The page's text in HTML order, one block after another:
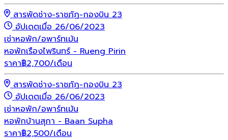
สารพัดช่าง-ราชภัฏ-กองบิน 23
อัปเดตเมื่อ 26/06/2023
เช่าหอพัก/อพาร์ทเม้น
หอพักเรืองไพรินทร์ - Rueng Pirin
ราคา฿2,700/เดือน
สารพัดช่าง-ราชภัฏ-กองบิน 23
อัปเดตเมื่อ 26/06/2023
เช่าหอพัก/อพาร์ทเม้น
หอพักบ้านสุภา - Baan Supha
ราคา฿2,500/เดือน